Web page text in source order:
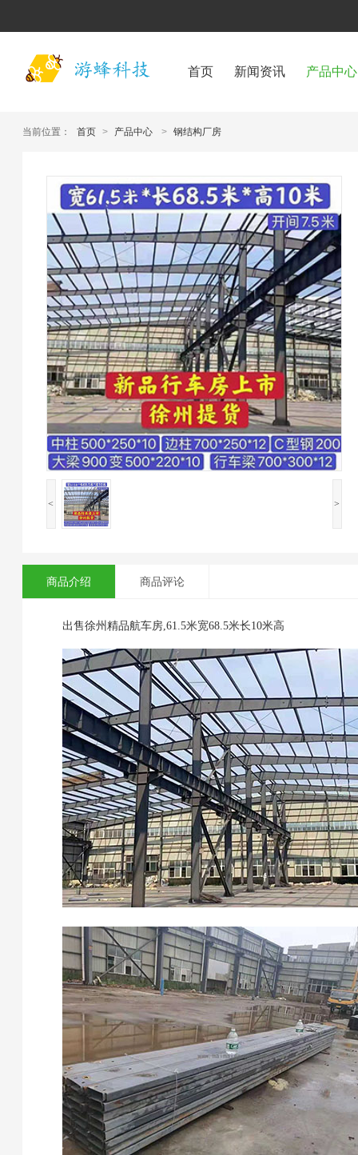
首页 新闻资讯 产品中心
当前位置： 首页 > 产品中心 > 钢结构厂房
< >
商品介绍 商品评论
出售徐州精品航车房,61.5米宽68.5米长10米高